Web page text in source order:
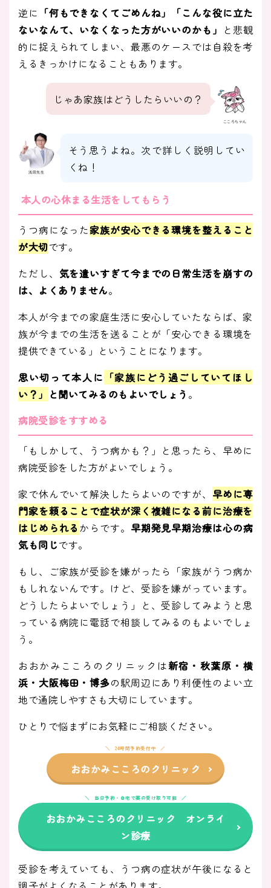
逆に 「何もできなくてごめんね」「こんな役に立た
ないなんて、いなくなった方がいいのかも」 と悲観
的に捉えられてしまい、最悪のケースでは自殺を考
えるきっかけになることもあります。
こころちゃん
じゃあ家族はどうしたらいいの？
浅田先生
そう思うよね。次で詳しく説明してい
くね！
本人の心休まる生活をしてもらう
うつ病になった家族が安心できる環境を整えること
が大切です。
ただし、 気を遣いすぎて今までの日常生活を崩すの
は、よくありません。
本人が今までの家庭生活に安心していたならば、家
族が今までの生活を送ることが「安心できる環境を
提供できている」ということになります。
思い切って本人に 「家族にどう過ごしていてほし
い？」 と聞いてみるのもよいでしょう 。
病院受診をすすめる
「もしかして、うつ病かも？」と思ったら、早めに
病院受診をした方がよいでしょう。
家で休んでいて解決したらよいのですが、 早めに専
門家を頼ることで症状が深く複雑になる前に治療を
はじめられる からです。 早期発見早期治療は心の病
気も同じです。
もし、ご家族が受診を嫌がったら「家族がうつ病か
もしれないんです。けど、受診を嫌がっています。
どうしたらよいでしょう」と、受診してみようと思
っている病院に電話で相談してみるのもよいでしょ
う。
おおかみこころのクリニックは新宿・秋葉原・横
浜・大阪梅田・博多の駅周辺にあり利便性のよい立
地で通院しやすさも大切にしています。
ひとりで悩まずにお気軽にご相談ください。
24時間予約受付中
おおかみこころのクリニック
当日予約・自宅で薬の受け取り可能
おおかみこころのクリニック オンライ
ン診療
受診を考えていても、うつ病の症状が午後になると